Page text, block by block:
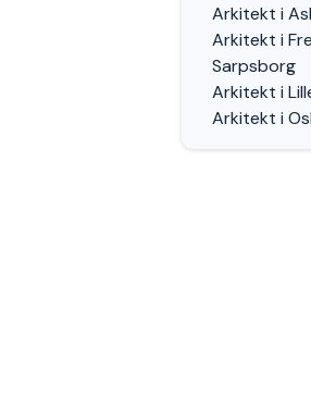
Arkitekt i
Arkitekt i
Sarpsborg
Arkitekt i
Arkitekt i